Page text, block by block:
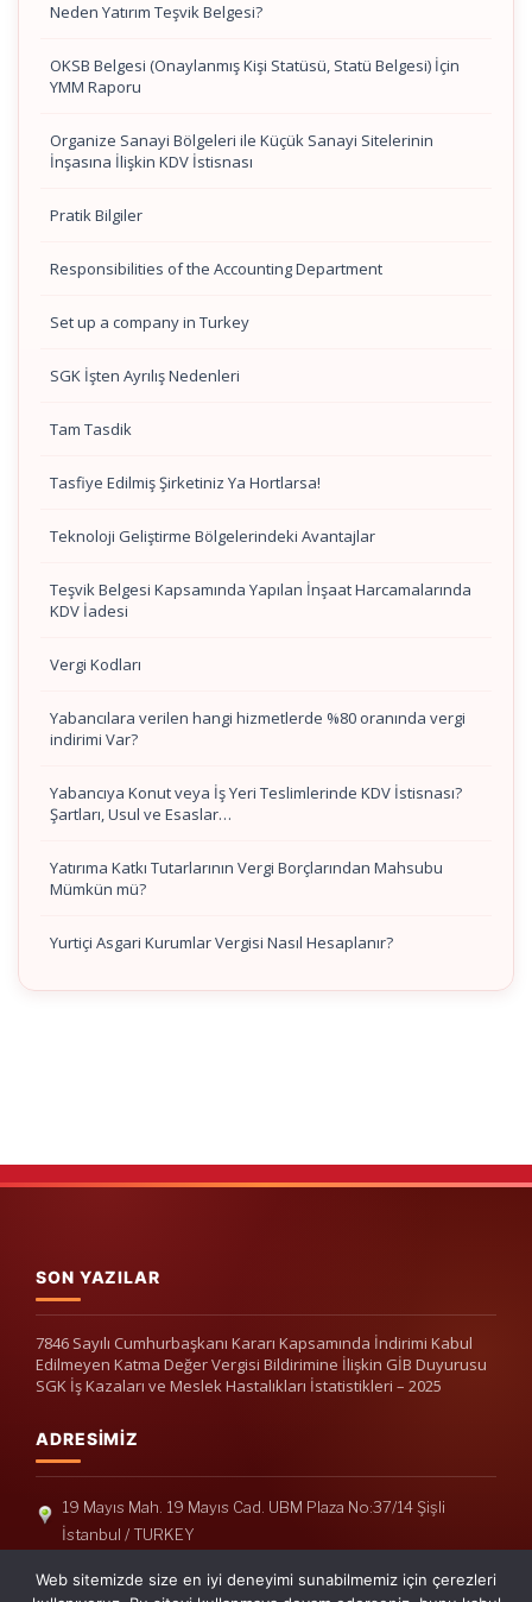
Neden Yatırım Teşvik Belgesi?
OKSB Belgesi (Onaylanmış Kişi Statüsü, Statü Belgesi) İçin
YMM Raporu
Organize Sanayi Bölgeleri ile Küçük Sanayi Sitelerinin
İnşasına İlişkin KDV İstisnası
Pratik Bilgiler
Responsibilities of the Accounting Department
Set up a company in Turkey
SGK İşten Ayrılış Nedenleri
Tam Tasdik
Tasfiye Edilmiş Şirketiniz Ya Hortlarsa!
Teknoloji Geliştirme Bölgelerindeki Avantajlar
Teşvik Belgesi Kapsamında Yapılan İnşaat Harcamalarında
KDV İadesi
Vergi Kodları
Yabancılara verilen hangi hizmetlerde %80 oranında vergi
indirimi Var?
Yabancıya Konut veya İş Yeri Teslimlerinde KDV İstisnası?
Şartları, Usul ve Esaslar…
Yatırıma Katkı Tutarlarının Vergi Borçlarından Mahsubu
Mümkün mü?
Yurtiçi Asgari Kurumlar Vergisi Nasıl Hesaplanır?
SON YAZILAR
7846 Sayılı Cumhurbaşkanı Kararı Kapsamında İndirimi Kabul
Edilmeyen Katma Değer Vergisi Bildirimine İlişkin GİB Duyurusu
SGK İş Kazaları ve Meslek Hastalıkları İstatistikleri – 2025
ADRESIMIZ
19 Mayıs Mah. 19 Mayıs Cad. UBM Plaza No:37/14 Şişli
İstanbul / TURKEY
Telefon: +90(212) 240 33 39
Telefon: +90(212) 248 19 36
Web sitemizde size en iyi deneyimi sunabilmemiz için çerezleri